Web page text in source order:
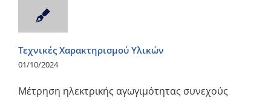
Ενημέρωση
Τεχνικές Χαρακτηρισμού Υλικών
01/10/2024
Μέτρηση ηλεκτρικής αγωγιμότητας συνεχούς